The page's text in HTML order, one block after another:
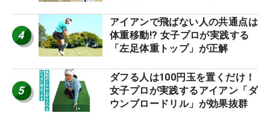
4
アイアンで飛ばない人の共通点は
体重移動!? 女子プロが実践する
「左足体重トップ」が正解
5
ダフる人は100円玉を置くだけ！
女子プロが実践するアイアン「ダ
ウンブロードリル」が効果抜群